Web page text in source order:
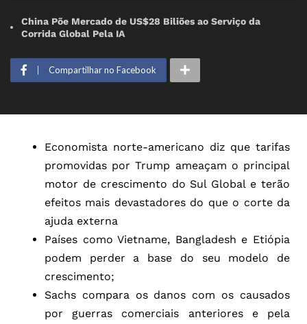
China Põe Mercado de US$28 Biliões ao Serviço da
Corrida Global Pela IA
Compartilhar no Facebook
Economista norte-americano diz que tarifas
promovidas por Trump ameaçam o principal
motor de crescimento do Sul Global e terão
efeitos mais devastadores do que o corte da
ajuda externa
Países como Vietname, Bangladesh e Etiópia
podem perder a base do seu modelo de
crescimento;
Sachs compara os danos com os causados
por guerras comerciais anteriores e pela